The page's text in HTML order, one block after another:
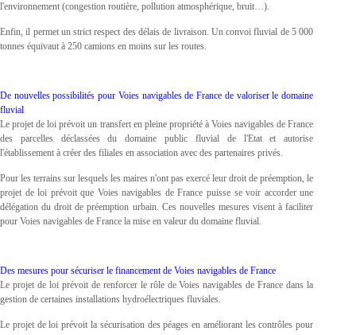
l'environnement (congestion routière, pollution atmosphérique, bruit…).
Enfin, il permet un strict respect des délais de livraison. Un convoi fluvial de 5 000
tonnes équivaut à 250 camions en moins sur les routes.
De nouvelles possibilités pour Voies navigables de France de valoriser le domaine
fluvial
Le projet de loi prévoit un transfert en pleine propriété à Voies navigables de France
des parcelles déclassées du domaine public fluvial de l'Etat et autorise
l'établissement à créer des filiales en association avec des partenaires privés.
Pour les terrains sur lesquels les maires n'ont pas exercé leur droit de préemption, le
projet de loi prévoit que Voies navigables de France puisse se voir accorder une
délégation du droit de préemption urbain. Ces nouvelles mesures visent à faciliter
pour Voies navigables de France la mise en valeur du domaine fluvial.
Des mesures pour sécuriser le financement de Voies navigables de France
Le projet de loi prévoit de renforcer le rôle de Voies navigables de France dans la
gestion de certaines installations hydroélectriques fluviales.
Le projet de loi prévoit la sécurisation des péages en améliorant les contrôles pour